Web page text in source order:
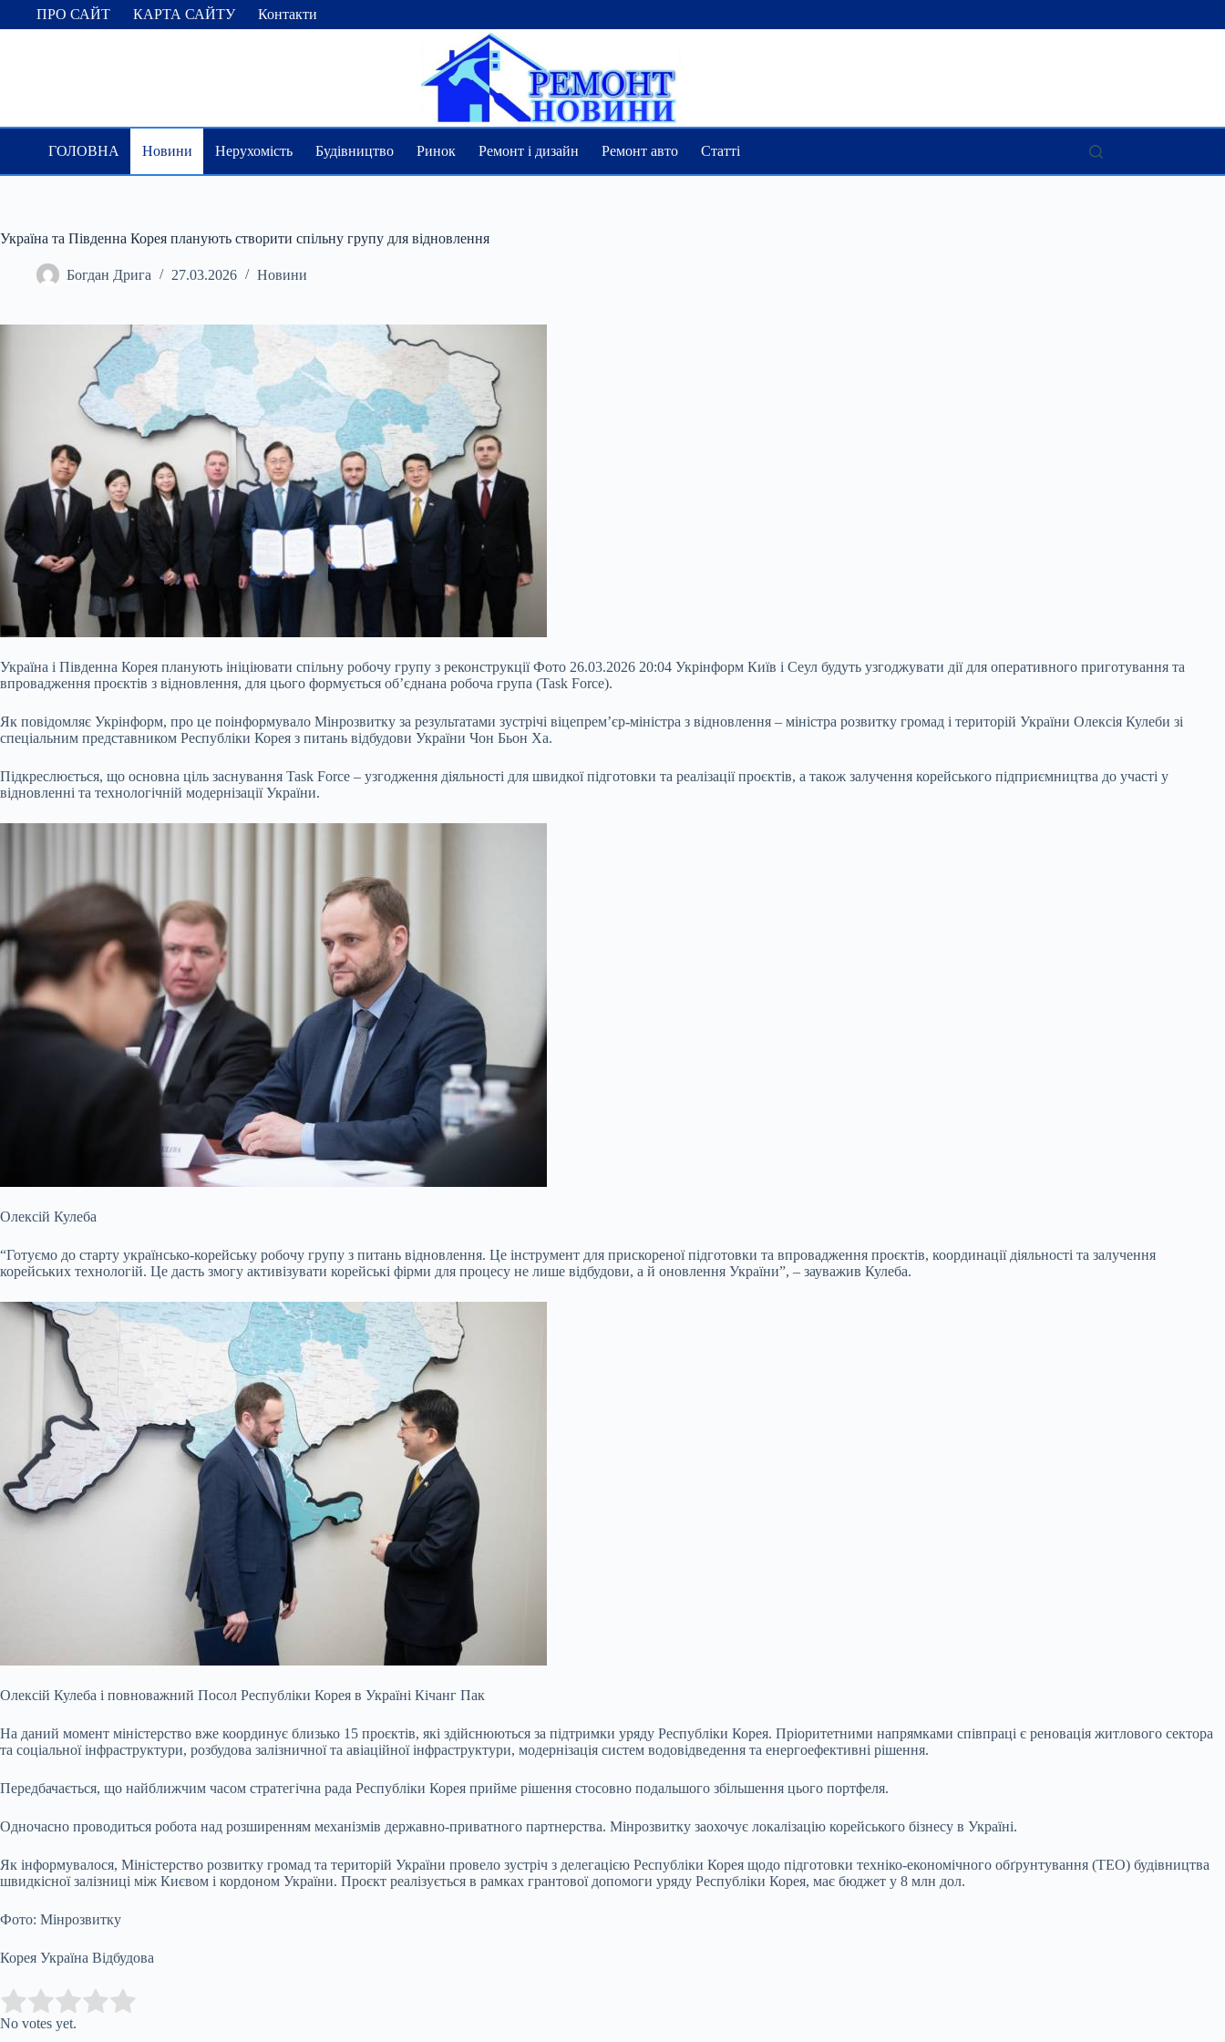
ПерейтиПРО САЙТ КАРТА САЙТУ Контакти
ГОЛОВНА Новини Нерухомість Будівництво Ринок Ремонт і дизайн Ремонт авто Статті
Україна та Південна Корея планують створити спільну групу для відновлення
Богдан Дрига 27.03.2026 Новини
Україна і Південна Корея планують ініціювати спільну робочу групу з реконструкції Фото 26.03.2026 20:04 Укрінформ Київ і Сеул будуть узгоджувати дії для оперативного приготування та
впровадження проєктів з відновлення, для цього формується об’єднана робоча група (Task Force).
Як повідомляє Укрінформ, про це поінформувало Мінрозвитку за результатами зустрічі віцепрем’єр-міністра з відновлення – міністра розвитку громад і територій України Олексія Кулеби зі
спеціальним представником Республіки Корея з питань відбудови України Чон Бьон Ха.
Підкреслюється, що основна ціль заснування Task Force – узгодження діяльності для швидкої підготовки та реалізації проєктів, а також залучення корейського підприємництва до участі у
відновленні та технологічній модернізації України.
Олексій Кулеба
“Готуємо до старту українсько-корейську робочу групу з питань відновлення. Це інструмент для прискореної підготовки та впровадження проєктів, координації діяльності та залучення
корейських технологій. Це дасть змогу активізувати корейські фірми для процесу не лише відбудови, а й оновлення України”, – зауважив Кулеба.
Олексій Кулеба і повноважний Посол Республіки Корея в Україні Кічанг Пак
На даний момент міністерство вже координує близько 15 проєктів, які здійснюються за підтримки уряду Республіки Корея. Пріоритетними напрямками співпраці є реновація житлового сектора
та соціальної інфраструктури, розбудова залізничної та авіаційної інфраструктури, модернізація систем водовідведення та енергоефективні рішення.
Передбачається, що найближчим часом стратегічна рада Республіки Корея прийме рішення стосовно подальшого збільшення цього портфеля.
Одночасно проводиться робота над розширенням механізмів державно-приватного партнерства. Мінрозвитку заохочує локалізацію корейського бізнесу в Україні.
Як інформувалося, Міністерство розвитку громад та територій України провело зустріч з делегацією Республіки Корея щодо підготовки техніко-економічного обґрунтування (ТЕО) будівництва
швидкісної залізниці між Києвом і кордоном України. Проєкт реалізується в рамках грантової допомоги уряду Республіки Корея, має бюджет у 8 млн дол.
Фото: Мінрозвитку
Корея Україна Відбудова
Rate this item:
No votes yet.